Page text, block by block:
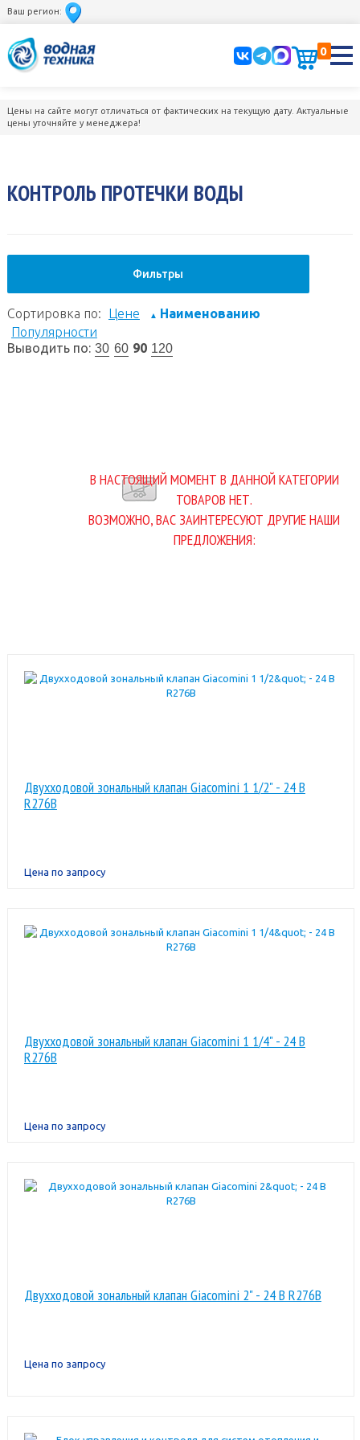
Ваш регион:
0
Цены на сайте могут отличаться от фактических на текущую дату. Актуальные
цены уточняйте у менеджера!
КОНТРОЛЬ ПРОТЕЧКИ ВОДЫ
Фильтры
Сортировка по: Цене ▲ Наименованию
Популярности
Выводить по: 30 60 90 120
В НАСТОЯЩИЙ МОМЕНТ В ДАННОЙ КАТЕГОРИИ
ТОВАРОВ НЕТ.
ВОЗМОЖНО, ВАС ЗАИНТЕРЕСУЮТ ДРУГИЕ НАШИ
ПРЕДЛОЖЕНИЯ:
Двухходовой зональный клапан Giacomini 1 1/2" - 24 В
R276B
Цена по запросу
Двухходовой зональный клапан Giacomini 1 1/4" - 24 В
R276B
Цена по запросу
Двухходовой зональный клапан Giacomini 2" - 24 В R276B
Цена по запросу